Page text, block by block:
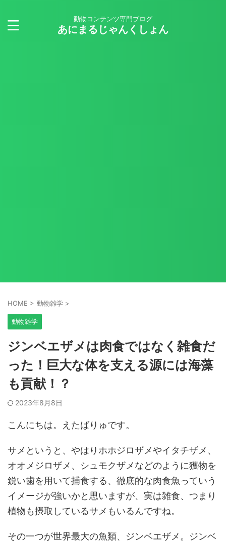
動物コンテンツ専門ブログ
あにまるじゃんくしょん
HOME > 動物雑学 >
動物雑学
ジンベエザメは肉食ではなく雑食だ
った！巨大な体を支える源には海藻
も貢献！？
2023年8月8日
こんにちは。えたばりゅです。
サメというと、やはりホホジロザメやイタチザメ、
オオメジロザメ、シュモクザメなどのように獲物を
鋭い歯を用いて捕食する、徹底的な肉食魚っていう
イメージが強いかと思いますが、実は雑食、つまり
植物も摂取しているサメもいるんですね。
その一つが世界最大の魚類、ジンベエザメ。ジンベ